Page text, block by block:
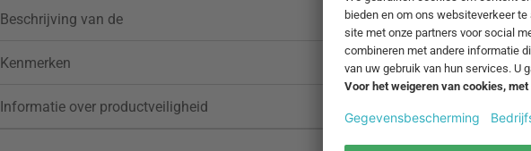
Beschrijving van de
Kenmerken
Informatie over productveiligheid